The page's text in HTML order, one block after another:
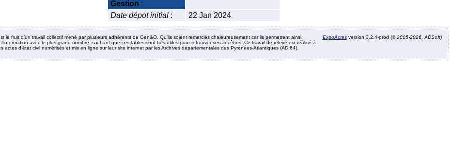
Gestion :
Date dépot initial : 22 Jan 2024
le fruit d’un travail collectif mené par plusieurs adhérents de Gen&O. Qu’ils soient remerciés chaleureusement car ils permettent ainsi,
avec le plus grand nombre, sachant que ces tables sont très utiles pour retrouver ses ancêtres. Ce travail de relevé est réalisé à
actes d’état civil numérisés et mis en ligne sur leur site internet par les Archives départementales des Pyrénées-Atlantiques (AD 64).
ExpoActesversion 3.2.4-prod (©2005-2026, ADSoft)